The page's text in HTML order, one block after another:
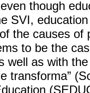
though
SVI,
the causes
to be the
well as with
transforma”